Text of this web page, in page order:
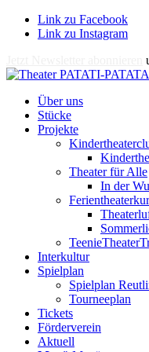
Link zu Facebook
Link zu Instagram
Über uns
Stücke
Projekte
Theater für Alle
In der
Interkultur
Spielplan
Spielplan
Tourneeplan
Tickets
Förderverein
Aktuell